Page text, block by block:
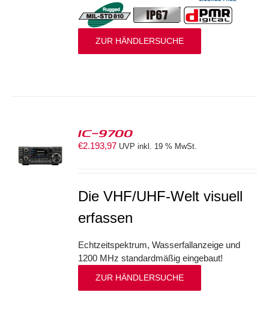
ZUR HÄNDLERSUCHE
IC-9700
€2.193,97 UVP inkl. 19 % MwSt.
Die VHF/UHF-Welt visuell
erfassen
Echtzeitspektrum, Wasserfallanzeige und
1200 MHz standardmäßig eingebaut!
ZUR HÄNDLERSUCHE